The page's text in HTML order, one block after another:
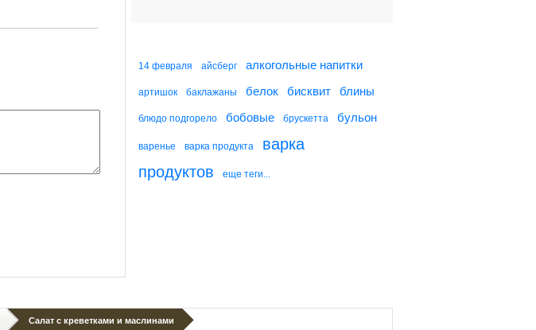
Овощной микс с
креветками
14 февраля айсберг алкогольные напитки
артишок баклажаны белок бисквит блины
блюдо подгорело бобовые брускетта бульон
варенье варка продукта
варка
продуктов
еще теги...
Салат с креветками и маслинами